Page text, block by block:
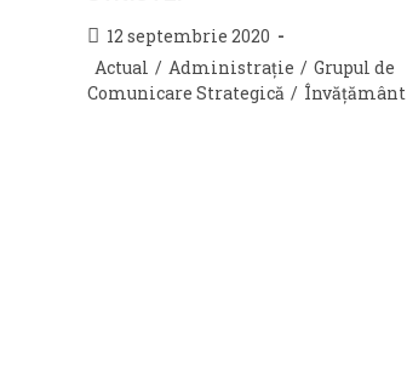
Post
published:
12 septembrie 2020
Post
category:
Actual / Administrație / Grupul de
Comunicare Strategică / Învățământ